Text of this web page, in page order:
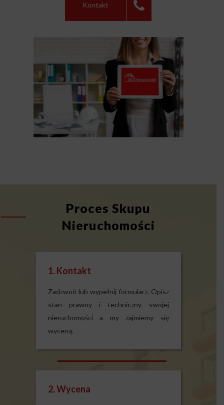
Kontakt
Proces Skupu
Nieruchomości
1. Kontakt
Zadzwoń lub wypełnij formularz. Opisz
stan prawny i techniczny swojej
nieruchomości a my zajmiemy się
wyceną.
2. Wycena